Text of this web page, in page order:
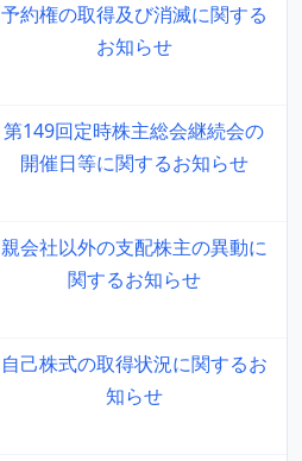
予約権の取得及び消滅に関する
お知らせ
第149回定時株主総会継続会の
開催日等に関するお知らせ
親会社以外の支配株主の異動に
関するお知らせ
自己株式の取得状況に関するお
知らせ